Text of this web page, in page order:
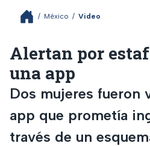
/ México / Video
Alertan por
una app
Dos mujeres fueron
app que prometía
través de un